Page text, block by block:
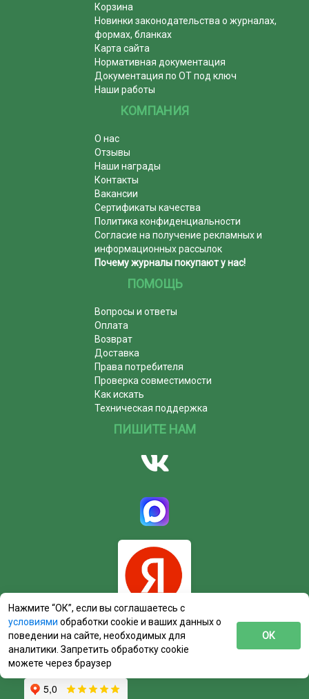
Корзина
Новинки законодательства о журналах,
формах, бланках
Карта сайта
Нормативная документация
Документация по ОТ под ключ
Наши работы
КОМПАНИЯ
О нас
Отзывы
Наши награды
Контакты
Вакансии
Сертификаты качества
Политика конфиденциальности
Согласие на получение рекламных и
информационных рассылок
Почему журналы покупают у нас!
ПОМОЩЬ
Вопросы и ответы
Оплата
Возврат
Доставка
Права потребителя
Проверка совместимости
Как искать
Техническая поддержка
ПИШИТЕ НАМ
Нажмите “ОК”, если вы соглашаетесь с
условиями обработки cookie и ваших данных о
поведении на сайте, необходимых для
аналитики. Запретить обработку cookie
можете через браузер
ОК